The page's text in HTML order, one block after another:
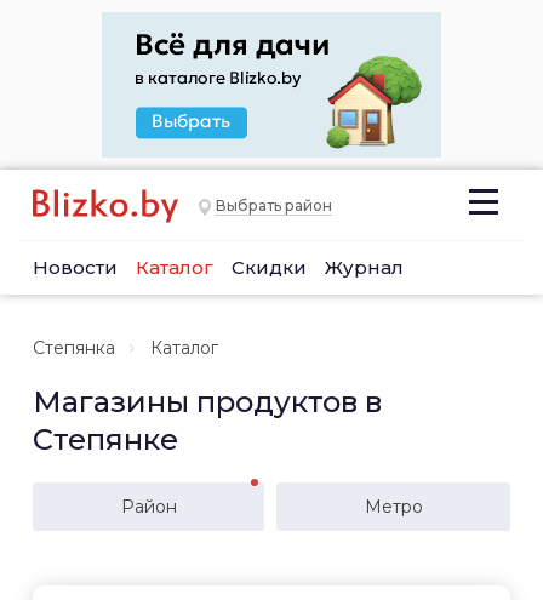
Выбрать район
Новости Каталог Скидки Журнал
Степянка Каталог
Магазины продуктов в
Степянке
Район Метро